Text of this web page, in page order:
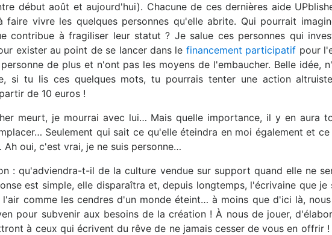
début août et aujourd'hui). Chacune de ces dernières aide
vivre les quelques personnes qu'elle abrite. Qui pourrait
contribue à fragiliser leur statut ? Je salue ces personnes qui
exister au point de se lancer dans le financement participatif pour
de plus et n'ont pas les moyens de l'embaucher. Belle idée,
si tu lis ces quelques mots, tu pourrais tenter une action
de 10 euros !
meurt, je mourrai avec lui… Mais quelle importance, il y en aura
Seulement qui sait ce qu'elle éteindra en moi également et
Ah oui, c'est vrai, je ne suis personne…
: qu'adviendra-t-il de la culture vendue sur support quand elle ne
est simple, elle disparaîtra et, depuis longtemps, l'écrivaine que je
l'air comme les cendres d'un monde éteint… à moins que d'ici là,
pour subvenir aux besoins de la création ! À nous de jouer,
à ceux qui écrivent du rêve de ne jamais cesser de vous en offrir !